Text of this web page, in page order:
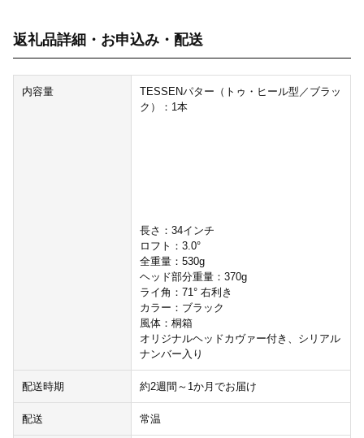
返礼品詳細・お申込み・配送
内容量
TESSENパター（トゥ・ヒール型／ブラッ
ク）：1本
長さ：34インチ
ロフト：3.0°
全重量：530g
ヘッド部分重量：370g
ライ角：71° 右利き
カラー：ブラック
風体：桐箱
オリジナルヘッドカヴァー付き、シリアル
ナンバー入り
配送時期 約2週間～1か月でお届け
配送 常温